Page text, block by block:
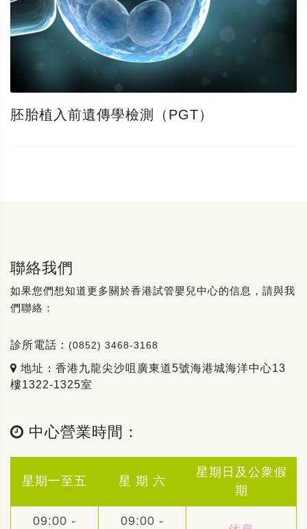
胚胎植入前遺傳學檢測（PGT）
聯絡我們
如果您們想知道更多關於香港試管嬰兒中心的信息，請與我
們聯絡：
診所電話： (0852) 3468-3168
地址：香港九龍尖沙咀廣東道5號海港城海洋中心13
樓1322-1325室
中心營業時間：
星期一至五 星 期 六
星期日及公衆假
期
09:00 - 09:00 -